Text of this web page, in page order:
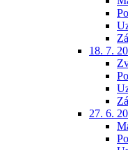
18. 7.
27. 6.